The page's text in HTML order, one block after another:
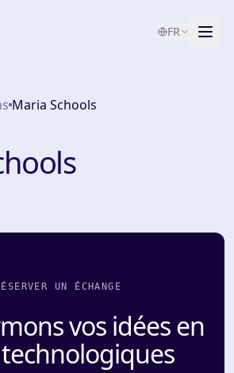
FR
Contact
Maria Schools
UN ÉCHANGE
vos idées en